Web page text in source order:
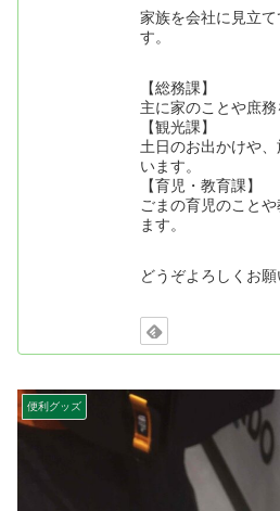
家族を会社に見立
す。
【総務課】
主に家のことや庶務
【観光課】
土日のお出かけや
います。
【育児・教育課】
ごまの育児のこと
ます。
どうぞよろしくお願
便利グッズ